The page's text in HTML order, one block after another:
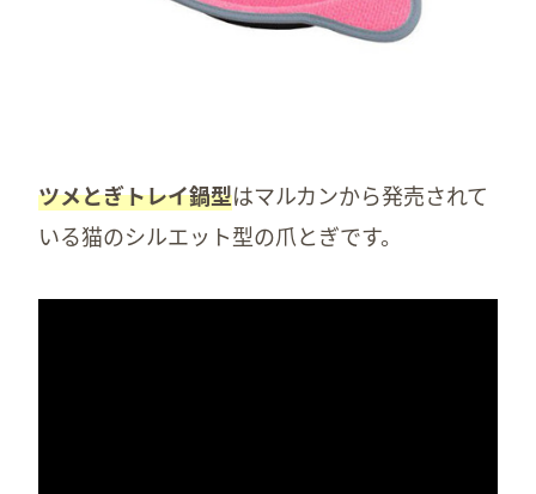
ツメとぎトレイ鍋型はマルカンから発売されて
いる猫のシルエット型の爪とぎです。